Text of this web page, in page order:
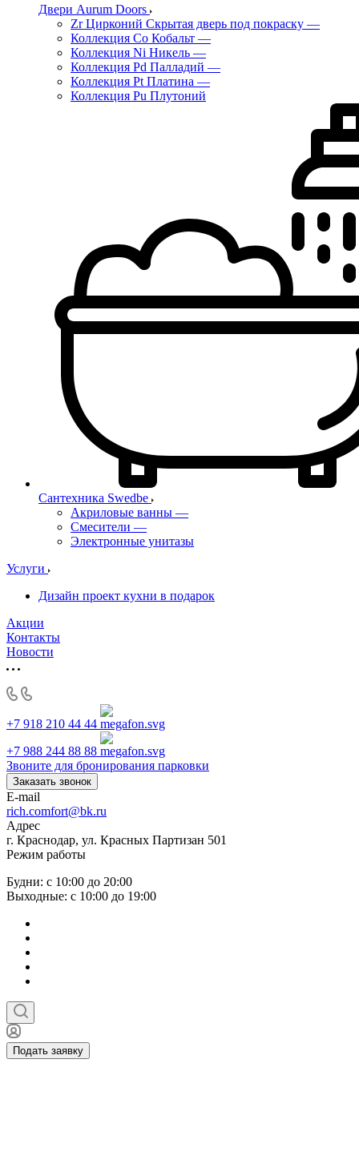
Двери Aurum Doors
Zr Цирконий Скрытая дверь под покраску —
Коллекция Co Кобальт —
Коллекция Ni Никель —
Коллекция Pd Палладий —
Коллекция Pt Платина —
Коллекция Pu Плутоний
Сантехника Swedbe
Акриловые ванны —
Смесители —
Электронные унитазы
Услуги
Дизайн проект кухни в подарок
Акции
Контакты
Новости
+7 918 210 44 44
+7 988 244 88 88
Звоните для бронирования парковки
Заказать звонок
E-mail
rich.comfort@bk.ru
Адрес
г. Краснодар, ул. Красных Партизан 501
Режим работы
Будни: с 10:00 до 20:00
Выходные: с 10:00 до 19:00
Подать заявку